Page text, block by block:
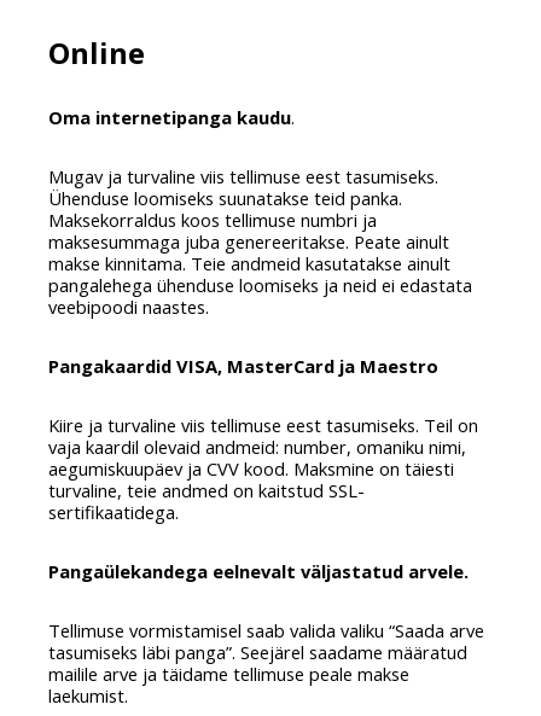
Online
Oma internetipanga kaudu.
Mugav ja turvaline viis tellimuse eest tasumiseks.
Ühenduse loomiseks suunatakse teid panka.
Maksekorraldus koos tellimuse numbri ja
maksesummaga juba genereeritakse. Peate ainult
makse kinnitama. Teie andmeid kasutatakse ainult
pangalehega ühenduse loomiseks ja neid ei edastata
veebipoodi naastes.
Pangakaardid VISA, MasterCard ja Maestro
Kiire ja turvaline viis tellimuse eest tasumiseks. Teil on
vaja kaardil olevaid andmeid: number, omaniku nimi,
aegumiskuupäev ja CVV kood. Maksmine on täiesti
turvaline, teie andmed on kaitstud SSL-
sertifikaatidega.
Pangaülekandega eelnevalt väljastatud arvele.
Tellimuse vormistamisel saab valida valiku “Saada arve
tasumiseks läbi panga”. Seejärel saadame määratud
mailile arve ja täidame tellimuse peale makse
laekumist.